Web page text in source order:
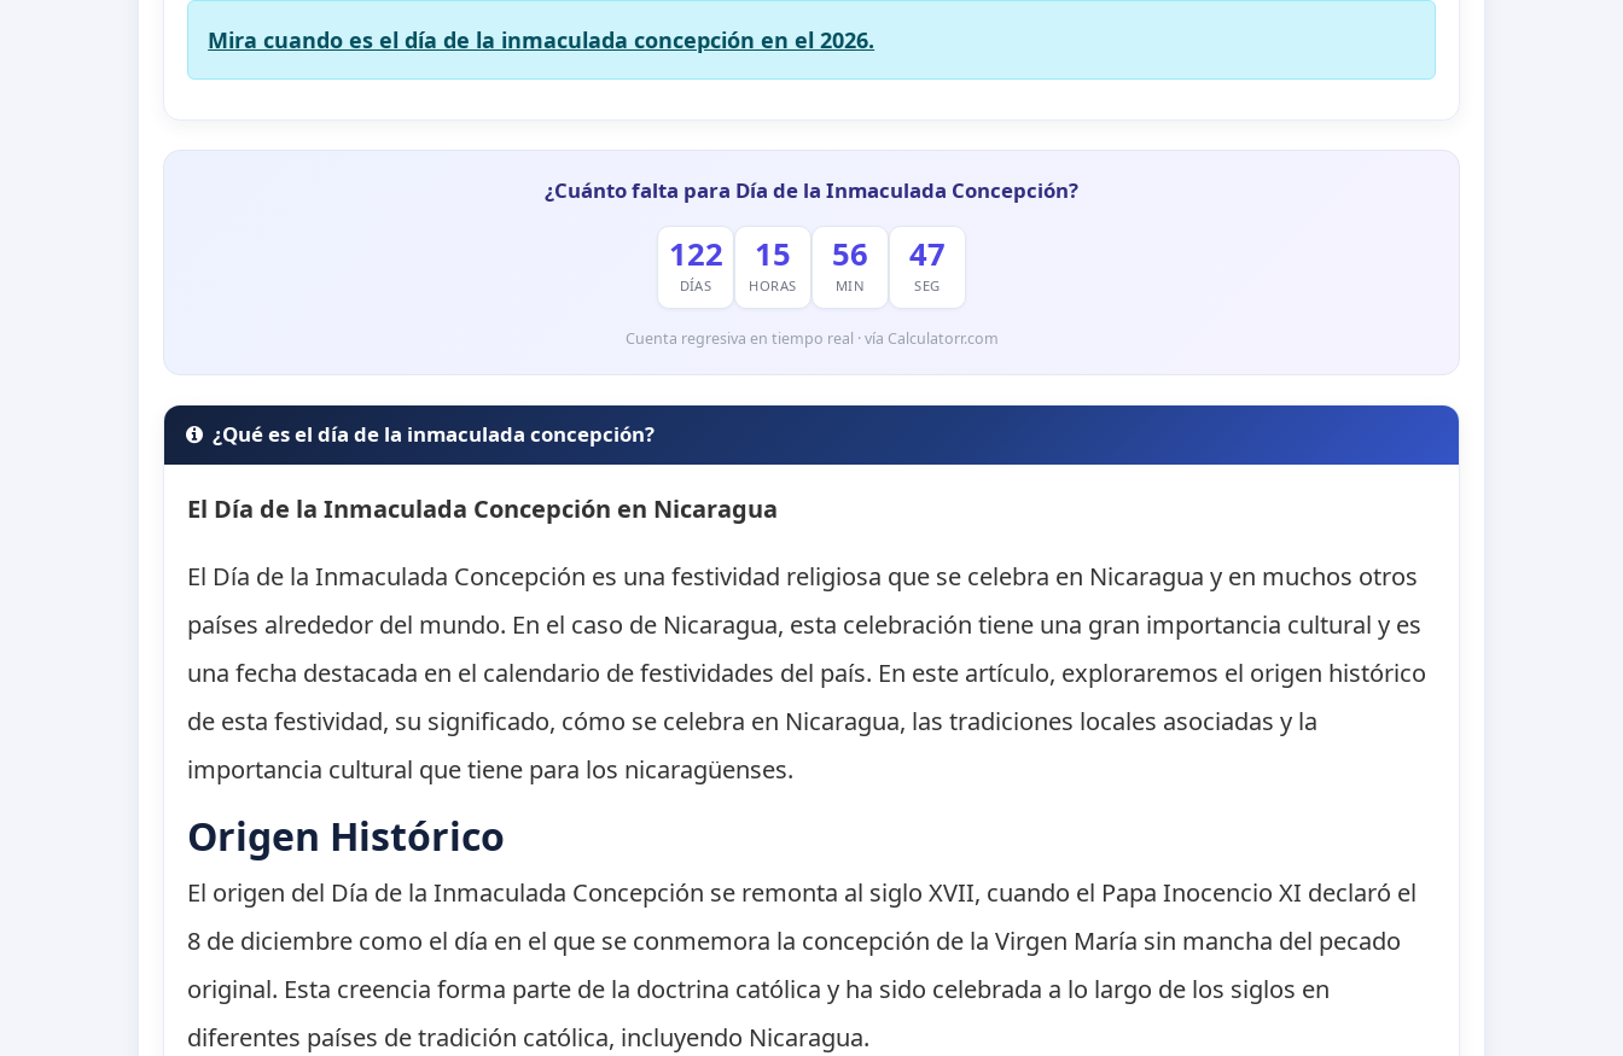
Mira cuando es el día de la inmaculada concepción en el 2026.
¿Cuánto falta para Día de la Inmaculada Concepción?
122
DÍAS
15
HORAS
56
MIN
46
SEG
Cuenta regresiva en tiempo real · vía Calculatorr.com
¿Qué es el día de la inmaculada concepción?
El Día de la Inmaculada Concepción en Nicaragua
El Día de la Inmaculada Concepción es una festividad religiosa que se celebra en Nicaragua y en muchos otros
países alrededor del mundo. En el caso de Nicaragua, esta celebración tiene una gran importancia cultural y es
una fecha destacada en el calendario de festividades del país. En este artículo, exploraremos el origen histórico
de esta festividad, su significado, cómo se celebra en Nicaragua, las tradiciones locales asociadas y la
importancia cultural que tiene para los nicaragüenses.
Origen Histórico
El origen del Día de la Inmaculada Concepción se remonta al siglo XVII, cuando el Papa Inocencio XI declaró el
8 de diciembre como el día en el que se conmemora la concepción de la Virgen María sin mancha del pecado
original. Esta creencia forma parte de la doctrina católica y ha sido celebrada a lo largo de los siglos en
diferentes países de tradición católica, incluyendo Nicaragua.